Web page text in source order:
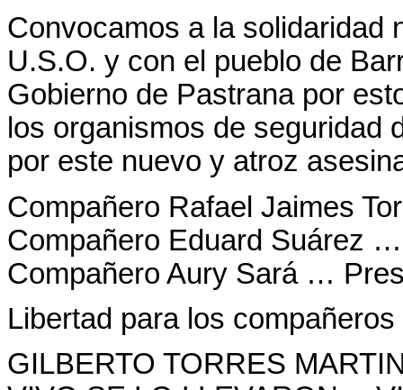
Convocamos a la solidaridad
U.S.O. y con el pueblo de
Gobierno de Pastrana por
los organismos de seguridad
por este nuevo y atroz
Compañero Rafael Jaimes
Compañero Eduard Suárez
Compañero Aury Sará …
Libertad para los
GILBERTO TORRES